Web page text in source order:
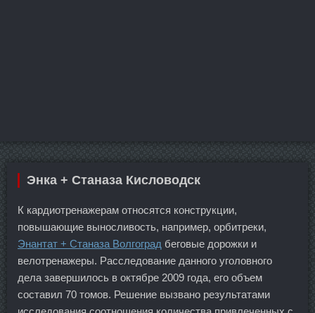
Энка + Станаза Кисловодск
К кардиотренажерам относятся конструкции,
повышающие выносливость, например, орбитреки,
Энантат + Станаза Волгоград беговые дорожки и
велотренажеры. Расследование данного уголовного
дела завершилось в октябре 2009 года, его объем
составил 70 томов. Решение вызвано результатами